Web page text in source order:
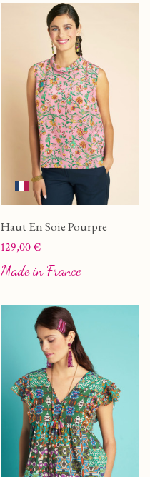
Haut En Soie Pourpre
Prix
129,00 €
Made in France